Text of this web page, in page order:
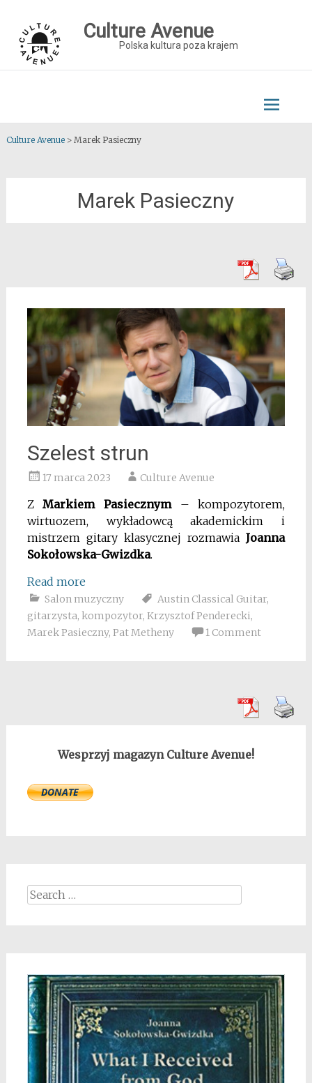
content
Culture Avenue
Polska kultura poza krajem
Culture Avenue> Marek Pasieczny
Marek Pasieczny
Szelest strun
17 marca 2023 Culture Avenue
ZMarkiem Pasiecznym– kompozytorem,
wirtuozem, wykładowcą akademickim i
mistrzem gitary klasycznej rozmawiaJoanna
Sokołowska-Gwizdka.
Read more
Salon muzyczny Austin Classical Guitar,
gitarzysta, kompozytor, Krzysztof Penderecki,
Marek Pasieczny, Pat Metheny 1 Comment
Wesprzyj magazyn Culture Avenue!
Search
for: